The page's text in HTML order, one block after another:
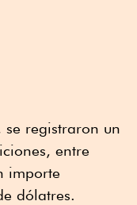
registraron un
entre
importe
dólatres.